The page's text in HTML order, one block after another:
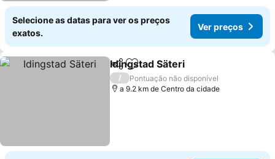
Selecione as datas para ver os preços
exatos.
Ver preços
PartilharAdicionar aos favoritos
Idingstad Säteri
/
Pontuação não disponível
a 9.2 km de Centro da cidade